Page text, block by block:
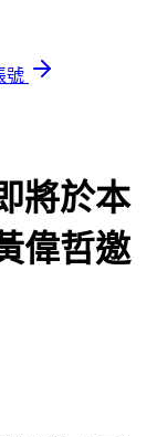
號
將於本
偉哲邀